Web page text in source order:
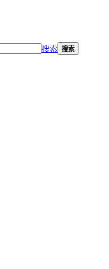
搜索 搜索